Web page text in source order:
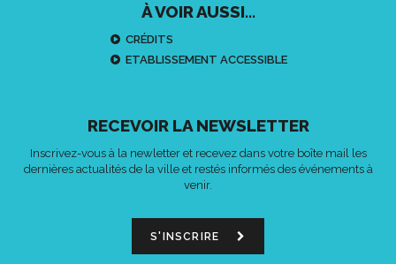
À VOIR AUSSI...
CRÉDITS
ETABLISSEMENT ACCESSIBLE
RECEVOIR LA NEWSLETTER
Inscrivez-vous à la newletter et recevez dans votre boîte mail les
dernières actualités de la ville et restés informés des événements à
venir.
S'INSCRIRE